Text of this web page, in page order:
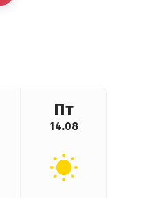
Пт
14.08